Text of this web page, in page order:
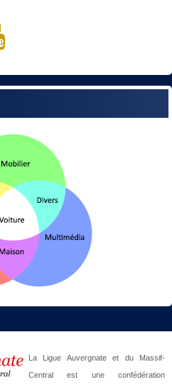
La Ligue Auvergnate et du Massif-
Central est une confédération